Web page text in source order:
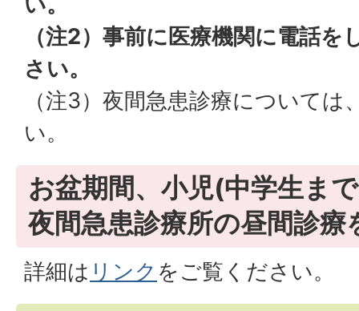
（注2）事前に医療機関に電話
さい。
（注3）夜間急患診療については
い。
お盆期間、小児(中学生ま
夜間急患診療所の昼間診療
詳細は リンク をご覧ください。